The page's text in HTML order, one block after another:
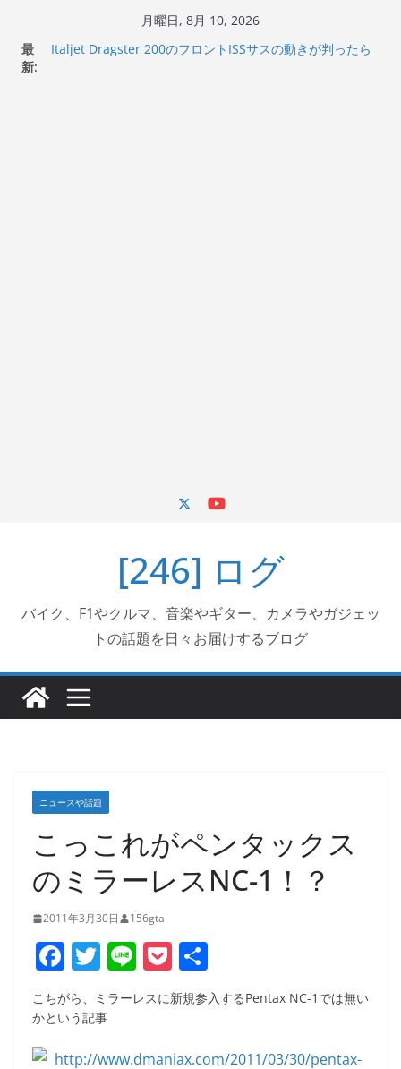
月曜日, 8月 10, 2026
最
新:
Italjet Dragster 200のフロントISSサスの動きが判ったら
[246] ログ
バイク、F1やクルマ、音楽やギター、カメラやガジェッ
トの話題を日々お届けするブログ
ニュースや話題
こっこれがペンタックス
のミラーレスNC-1！？
2011年3月30日 156gta
F
a
c
T
w
itt
Li
n
e
P
o
ck
有
こちがら、ミラーレスに新規参入するPentax NC-1では無い
かという記事